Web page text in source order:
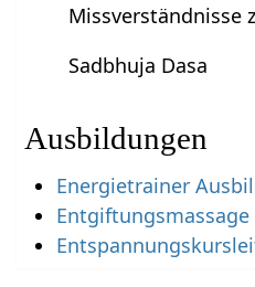
Missverständnisse
Sadbhuja Dasa
Ausbildungen
Energietrainer